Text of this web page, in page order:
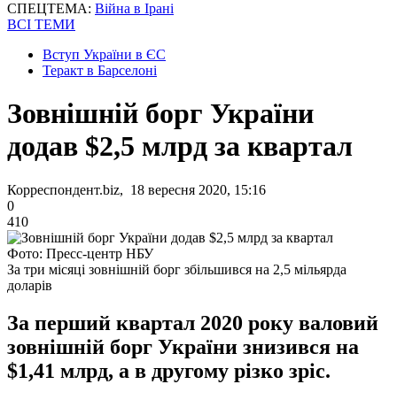
СПЕЦТЕМА: Війна в Ірані
ВСІ ТЕМИ
Вступ України в ЄС
Теракт в Барселоні
Зовнішній борг України
додав $2,5 млрд за квартал
Корреспондент.biz, 18 вересня 2020, 15:16
0
410
Фото: Пресс-центр НБУ
За три місяці зовнішній борг збільшився на 2,5 мільярда
доларів
За перший квартал 2020 року валовий
зовнішній борг України знизився на
$1,41 млрд, а в другому різко зріс.